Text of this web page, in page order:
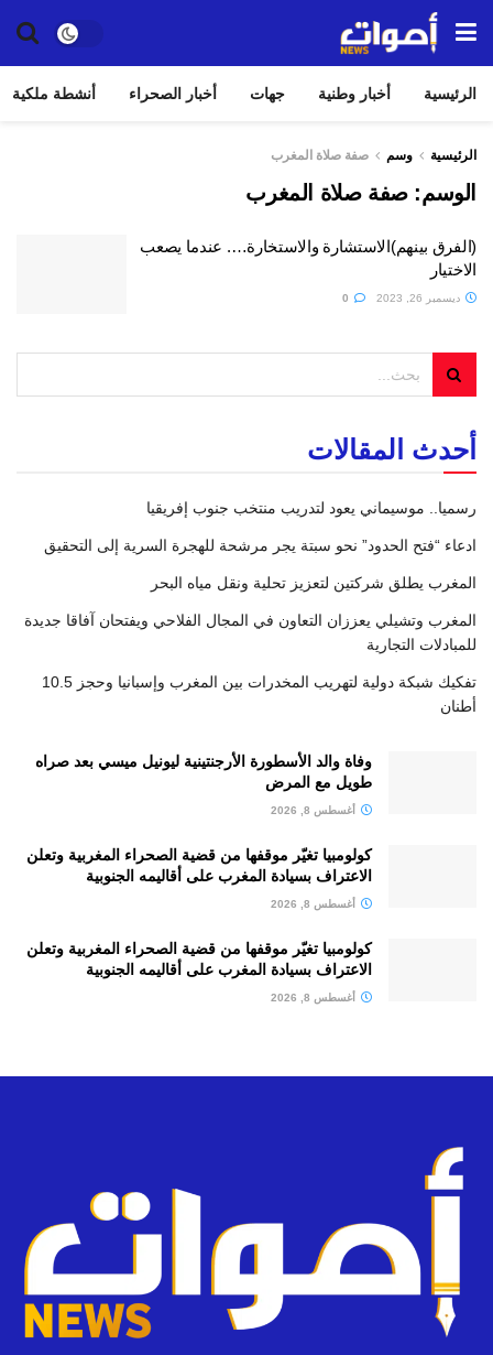
الرئيسية أخبار وطنية جهات أخبار الصحراء أنشطة ملكية
الرئيسية وسم صفة صلاة المغرب
الوسم:صفة صلاة المغرب
(الفرق بينهم)الاستشارة والاستخارة…. عندما يصعب
الاختيار
ديسمبر 26, 2023
أحدث المقالات
رسميا.. موسيماني يعود لتدريب منتخب جنوب إفريقيا
ادعاء “فتح الحدود” نحو سبتة يجر مرشحة للهجرة السرية إلى التحقيق
المغرب يطلق شركتين لتعزيز تحلية ونقل مياه البحر
المغرب وتشيلي يعززان التعاون في المجال الفلاحي ويفتحان آفاقا جديدة
للمبادلات التجارية
تفكيك شبكة دولية لتهريب المخدرات بين المغرب وإسبانيا وحجز 10.5
أطنان
وفاة والد الأسطورة الأرجنتينية ليونيل ميسي بعد صراه
طويل مع المرض
أغسطس 8, 2026
كولومبيا تغيّر موقفها من قضية الصحراء المغربية وتعلن
الاعتراف بسيادة المغرب على أقاليمه الجنوبية
أغسطس 8, 2026
كولومبيا تغيّر موقفها من قضية الصحراء المغربية وتعلن
الاعتراف بسيادة المغرب على أقاليمه الجنوبية
أغسطس 8, 2026